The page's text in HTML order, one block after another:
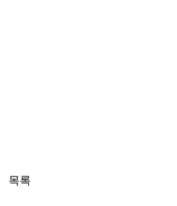
목록